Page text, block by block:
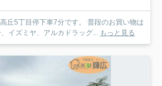
丘5丁目停下車7分です。 普段のお買い物は
イズミヤ、アルカドラッグ... もっと見る